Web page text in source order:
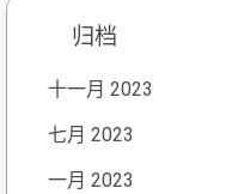
归档
十一月 2023
七月 2023
一月 2023